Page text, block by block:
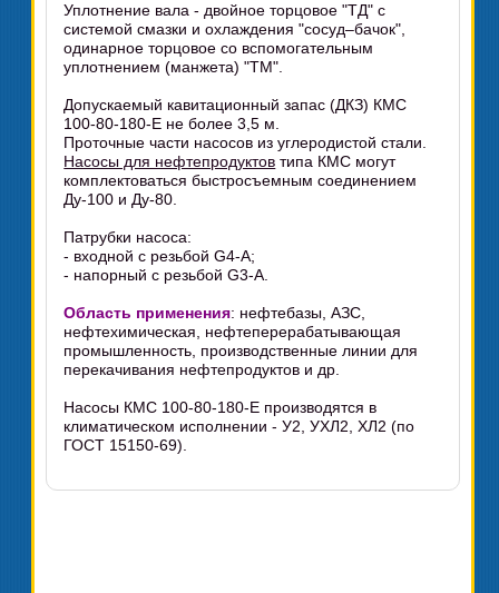
Уплотнение вала - двойное торцовое "ТД" с
системой смазки и охлаждения "сосуд–бачок",
одинарное торцовое со вспомогательным
уплотнением (манжета) "ТМ".
Допускаемый кавитационный запас (ДКЗ) КМС
100-80-180-Е не более 3,5 м.
Проточные части насосов из углеродистой стали.
Насосы для нефтепродуктов типа КМС могут
комплектоваться быстросъемным соединением
Ду-100 и Ду-80.
Патрубки насоса:
- входной с резьбой G4-A;
- напорный с резьбой G3-А.
Область применения: нефтебазы, АЗС,
нефтехимическая, нефтеперерабатывающая
промышленность, производственные линии для
перекачивания нефтепродуктов и др.
Насосы КМС 100-80-180-Е производятся в
климатическом исполнении - У2, УХЛ2, ХЛ2 (по
ГОСТ 15150-69).